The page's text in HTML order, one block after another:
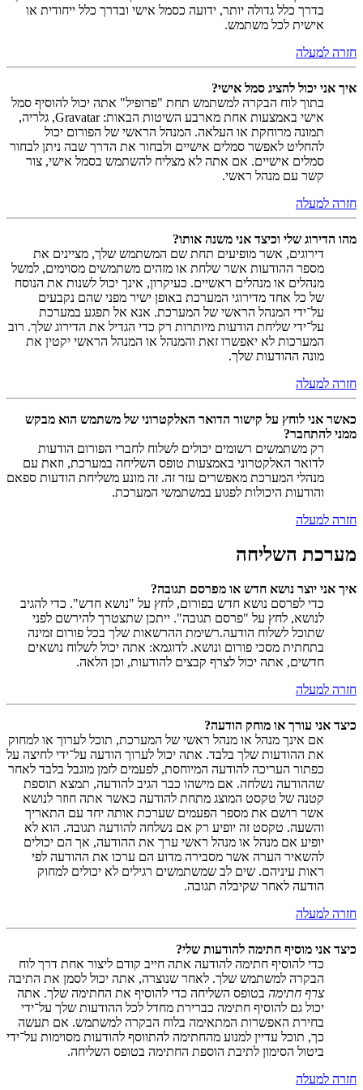
בדרך כלל גדולה יותר, ידועה כסמל אישי ובדרך כלל ייחודית או
אישית לכל משתמש.
חזרה למעלה
איך אני יכול להציג סמל אישי?
בתוך לוח הבקרה למשתמש תחת "פרופיל" אתה יכול להוסיף סמל
אישי באמצעות אחת מארבע השיטות הבאות: Gravatar, גלריה,
תמונה מרוחקת או העלאה. המנהל הראשי של הפורום יכול
להחליט לאפשר סמלים אישיים ולבחור את הדרך שבה ניתן לבחור
סמלים אישיים. אם אתה לא מצליח להשתמש בסמל אישי, צור
קשר עם מנהל ראשי.
חזרה למעלה
מהו הדירוג שלי וכיצד אני משנה אותו?
דירוגים, אשר מופיעים תחת שם המשתמש שלך, מציינים את
מספר ההודעות אשר שלחת או מזהים משתמשים מסוימים, למשל
מנהלים או מנהלים ראשיים. כעיקרון, אינך יכול לשנות את הנוסח
של כל אחד מדירוגי המערכת באופן ישיר מפני שהם נקבעים
על־ידי המנהל הראשי של המערכת. אנא אל תפגע במערכת
על־ידי שליחת הודעות מיותרות רק כדי הגדיל את הדירוג שלך. רוב
המערכות לא יאפשרו זאת והמנהל או המנהל הראשי יקטין את
מונה ההודעות שלך.
חזרה למעלה
כאשר אני לוחץ על קישור הדואר האלקטרוני של משתמש הוא מבקש
ממני להתחבר?
רק משתמשים רשומים יכולים לשלוח לחברי הפורום הודעות
לדואר האלקטרוני באמצעות טופס השליחה במערכת, וזאת עם
מנהלי המערכת מאפשרים עזר זה. זה מונע משליחת הודעות ספאם
והודעות היכולות לפגוע במשתמשי המערכת.
חזרה למעלה
מערכת השליחה
איך אני יוצר נושא חדש או מפרסם תגובה?
כדי לפרסם נושא חדש בפורום, לחץ על "נושא חדש". כדי להגיב
לנושא, לחץ על "פרסם תגובה". ייתכן שתצטרך להירשם לפני
שתוכל לשלוח הודעה.רשימת ההרשאות שלך בכל פורום זמינה
בתחתית מסכי פורום ונושא. לדוגמא: אתה יכול לשלוח נושאים
חדשים, אתה יכול לצרף קבצים להודעות, וכן הלאה.
חזרה למעלה
כיצד אני עורך או מוחק הודעה?
אם אינך מנהל או מנהל ראשי של המערכת, תוכל לערוך או למחוק
את ההודעות שלך בלבד. אתה יכול לערוך הודעה על־ידי לחיצה על
כפתור העריכה להודעה המיוחסת, לפעמים לזמן מוגבל בלבד לאחר
שההודעה נשלחה. אם מישהו כבר הגיב להודעה, תמצא תוספת
קטנה של טקסט המוצג מתחת להודעה כאשר אתה חוזר לנושא
אשר רושם את מספר הפעמים שערכת אותה יחד עם התאריך
והשעה. טקסט זה יופיע רק אם נשלחה להודעה תגובה. הוא לא
יופיע אם מנהל או מנהל ראשי ערך את ההודעה, אך הם יכולים
להשאיר הערה אשר מסבירה מדוע הם ערכו את ההודעה לפי
ראות עיניהם. שים לב שמשתמשים רגילים לא יכולים למחוק
הודעה לאחר שקיבלה תגובה.
חזרה למעלה
כיצד אני מוסיף חתימה להודעות שלי?
כדי להוסיף חתימה להודעה אתה חייב קודם ליצור אחת דרך לוח
הבקרה למשתמש שלך. לאחר שנוצרה, אתה יכול לסמן את התיבה
צרף חתימה בטופס השליחה כדי להוסיף את החתימה שלך. אתה
יכול גם להוסיף חתימה כברירת מחדל לכל ההודעות שלך על־ידי
בחירת האפשרות המתאימה בלוח הבקרה למשתמש. אם תעשה
כך, תוכל עדיין למנוע מהחתימה להתווסף להודעות מסוימות על־ידי
ביטול הסימון לתיבת הוספת החתימה בטופס השליחה.
חזרה למעלה